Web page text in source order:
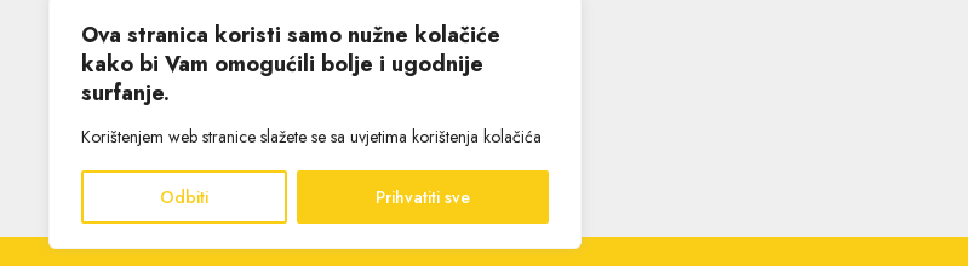
Ova stranica koristi samo nužne kolačiće
kako bi Vam omogućili bolje i ugodnije
surfanje.
Korištenjem web stranice slažete se sa uvjetima korištenja kolačića
Odbiti Prihvatiti sve
©2026 SIK computers